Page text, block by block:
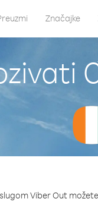
Značajke
Viber Out